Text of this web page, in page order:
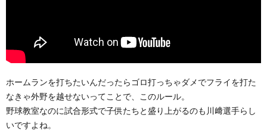
ホームランを打ちたいんだったらゴロ打っちゃダメでフライを打た
なきゃ外野を越せないってことで、このルール。
野球教室なのに試合形式で子供たちと盛り上がるのも川﨑選手らし
いですよね。